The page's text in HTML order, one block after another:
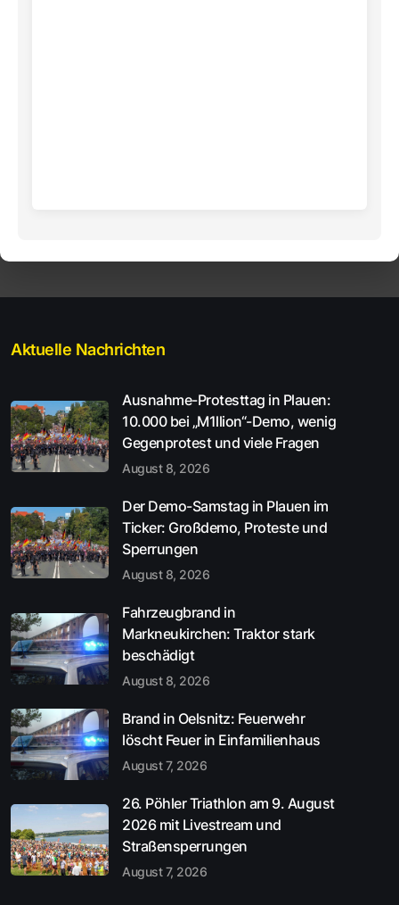
Aktuelle Nachrichten
Ausnahme-Protesttag in Plauen:
10.000 bei „M1llion“-Demo, wenig
Gegenprotest und viele Fragen
August 8, 2026
Der Demo-Samstag in Plauen im
Ticker: Großdemo, Proteste und
Sperrungen
August 8, 2026
Fahrzeugbrand in
Markneukirchen: Traktor stark
beschädigt
August 8, 2026
Brand in Oelsnitz: Feuerwehr
löscht Feuer in Einfamilienhaus
August 7, 2026
26. Pöhler Triathlon am 9. August
2026 mit Livestream und
Straßensperrungen
August 7, 2026